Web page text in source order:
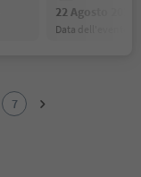
22 Agosto 2026
data dell'evento
7